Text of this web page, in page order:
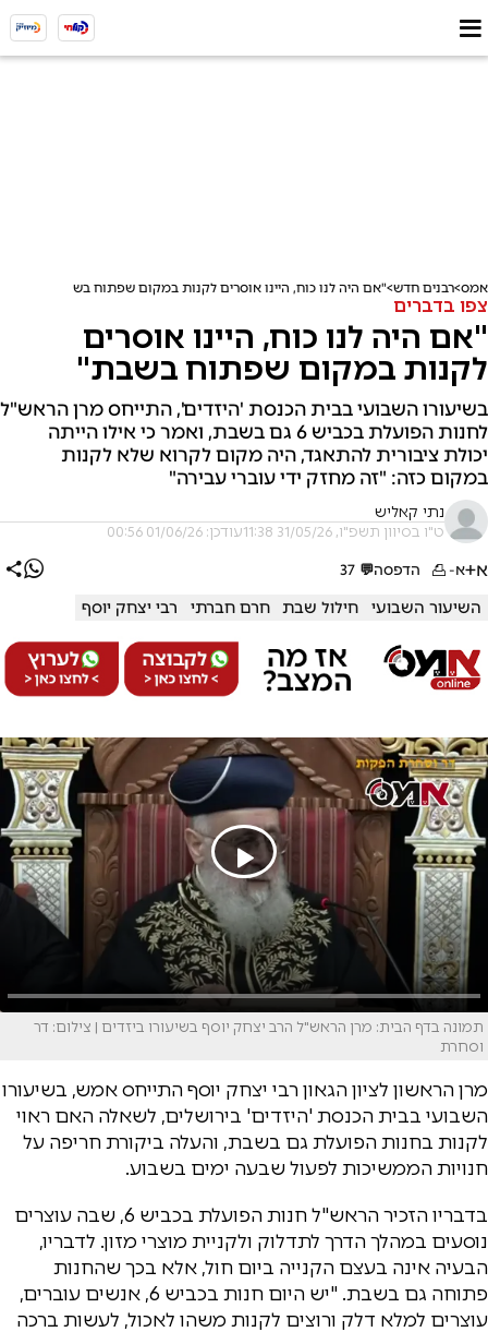
אמס רבנים חדש "אם היה לנו כוח, היינו אוסרים לקנות במקום שפתוח בשבת"
צפו בדברים
"אם היה לנו כוח, היינו אוסרים
לקנות במקום שפתוח בשבת"
בשיעורו השבועי בבית הכנסת 'היזדים', התייחס מרן הראש"ל
לחנות הפועלת בכביש 6 גם בשבת, ואמר כי אילו הייתה
יכולת ציבורית להתאגד, היה מקום לקרוא שלא לקנות
במקום כזה: "זה מחזק ידי עוברי עבירה"
נתי קאליש
ט"ו בסיוון תשפ"ו, 31/05/26 11:38 עודכן: 01/06/26 00:56
א+א- הדפסה💬
37
השיעור השבועי חילול שבת חרם חברתי רבי יצחק יוסף
תמונה בדף הבית: מרן הראש"ל הרב יצחק יוסף בשיעורו ביזדים | צילום: דר
וסחרת
מרן הראשון לציון הגאון רבי יצחק יוסף התייחס אמש, בשיעורו
השבועי בבית הכנסת 'היזדים' בירושלים, לשאלה האם ראוי
לקנות בחנות הפועלת גם בשבת, והעלה ביקורת חריפה על
חנויות הממשיכות לפעול שבעה ימים בשבוע.
בדבריו הזכיר הראש"ל חנות הפועלת בכביש 6, שבה עוצרים
נוסעים במהלך הדרך לתדלוק ולקניית מוצרי מזון. לדבריו,
הבעיה אינה בעצם הקנייה ביום חול, אלא בכך שהחנות
פתוחה גם בשבת. "יש היום חנות בכביש 6, אנשים עוברים,
עוצרים למלא דלק ורוצים לקנות משהו לאכול, לעשות ברכה